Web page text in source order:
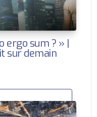
ergo sum ? » |
sur demain